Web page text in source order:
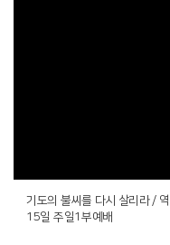
기도의 불씨를 다시 살리라 /
15일 주일1부예배